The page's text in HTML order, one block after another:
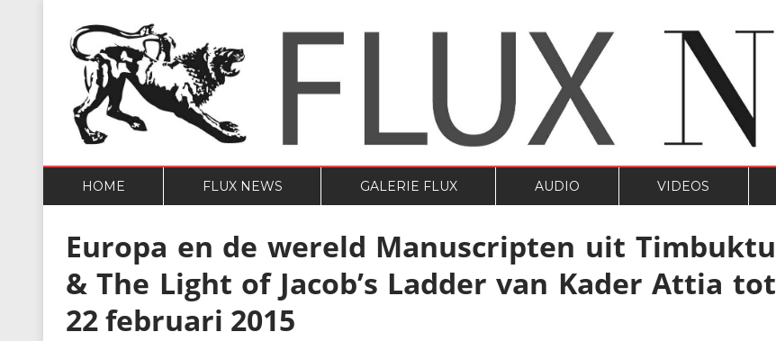
HOME FLUX NEWS GALERIE FLUX AUDIO VIDEOS
Europa en de wereld Manuscripten uit Timbuktu
& The Light of Jacob’s Ladder van Kader Attia tot
22 februari 2015